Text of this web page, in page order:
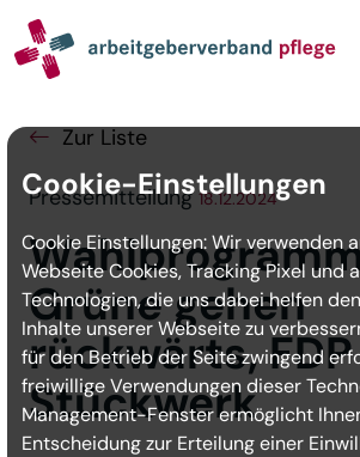
Navigation
Inhalt
Seitenabschluss
Zur Liste
Pressemitteilung18.12.2024
Grüne gehen
rückwärts,
Stückwerk
Cookie-Einstellungen
Cookie Einstellungen: Wir verwenden
Webseite Cookies, Tracking Pixel und
Technologien, die uns dabei helfen
Inhalte unserer Webseite zu
für den Betrieb der Seite zwingend
freiwillige Verwendungen dieser
Management-Fenster ermöglicht
Entscheidung zur Erteilung einer